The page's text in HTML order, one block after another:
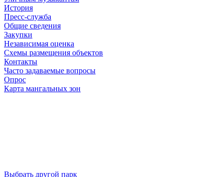
История
Пресс-служба
Общие сведения
Закупки
Независимая оценка
Схемы размещения объектов
Контакты
Часто задаваемые вопросы
Опрос
Карта мангальных зон
Выбрать другой парк